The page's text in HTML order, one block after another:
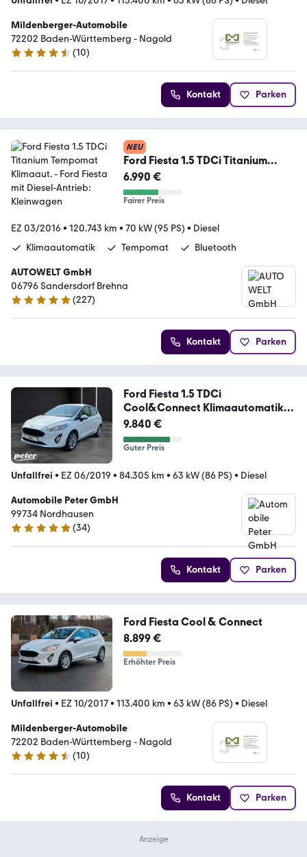
Mildenberger-Automobile
72202 Baden-Württemberg - Nagold
4.4 Sterne
(10)
Kontakt Parken
NEU
Ford Fiesta 1.5 TDCi Titanium
Tempomat Klimaaut.
6.990 €
Fairer Preis
EZ 03/2016• 120.743 km • 70 kW (95 PS) • Diesel
Klimaautomatik
Tempomat Bluetooth
AUTOWELT GmbH
06796 Sandersdorf Brehna
4.8 Sterne
(227)
Kontakt Parken
Ford Fiesta 1.5 TDCi
Cool&Connect Klimaautomatik
Sitz
9.840 €
Guter Preis
Unfallfrei • EZ 06/2019 • 84.305 km • 63 kW (86 PS) • Diesel
Automobile Peter GmbH
99734 Nordhausen
5 Sterne
(34)
Kontakt Parken
Ford Fiesta Cool & Connect
8.899 €
Erhöhter Preis
Unfallfrei • EZ 10/2017• 113.400 km • 63 kW (86 PS) • Diesel
Mildenberger-Automobile
72202 Baden-Württemberg - Nagold
4.4 Sterne
(10)
Kontakt Parken